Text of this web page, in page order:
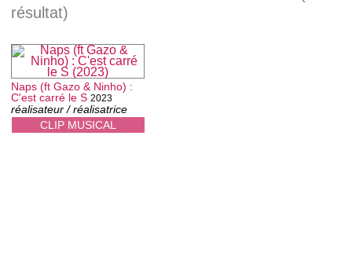
résultat)
CLIP MUSICAL
Naps (ft Gazo & Ninho) :
C'est carré le S 2023
réalisateur / réalisatrice